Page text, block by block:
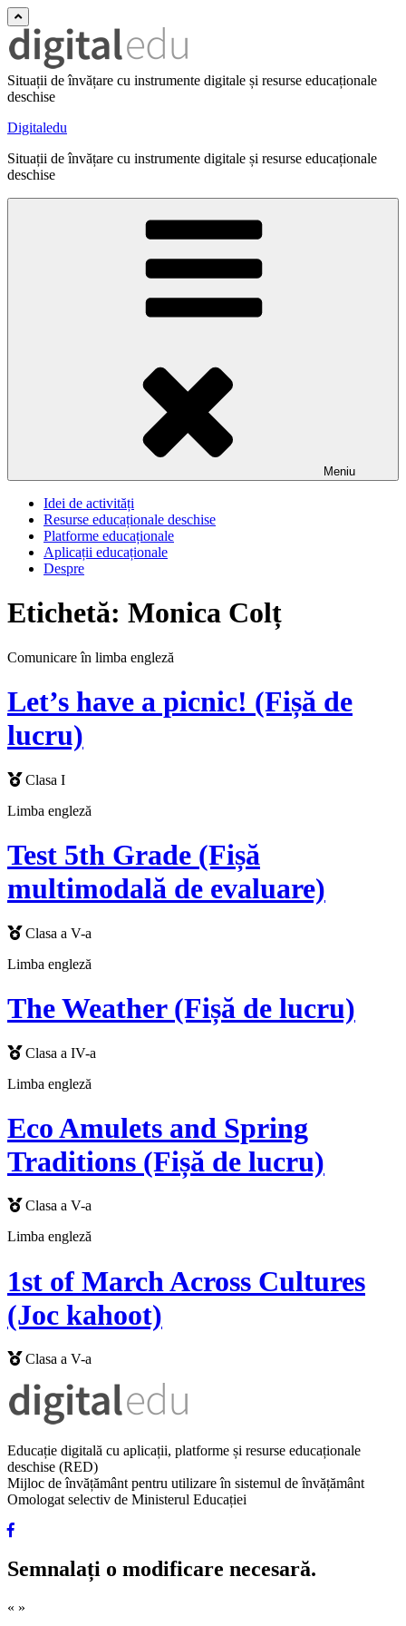
Situații de învățare cu instrumente digitale și resurse educaționale
deschise
Digitaledu
Situații de învățare cu instrumente digitale și resurse educaționale
deschise
Meniu
Idei de activități
Resurse educaționale deschise
Platforme educaționale
Aplicații educaționale
Despre
Etichetă: Monica Colț
Comunicare în limba engleză
Let’s have a picnic! (Fișă de
lucru)
Clasa I
Limba engleză
Test 5th Grade (Fișă
multimodală de evaluare)
Clasa a V-a
Limba engleză
The Weather (Fișă de lucru)
Clasa a IV-a
Limba engleză
Eco Amulets and Spring
Traditions (Fișă de lucru)
Clasa a V-a
Limba engleză
1st of March Across Cultures
(Joc kahoot)
Clasa a V-a
Educație digitală cu aplicații, platforme și resurse educaționale
deschise (RED)
Mijloc de învățământ pentru utilizare în sistemul de învățământ
Omologat selectiv de Ministerul Educației
Semnalați o modificare necesară.
« »